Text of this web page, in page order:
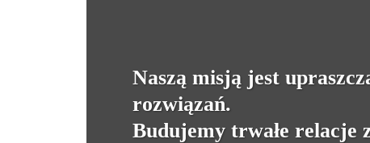
Naszą misją jest
rozwiązań.
Budujemy trwałe